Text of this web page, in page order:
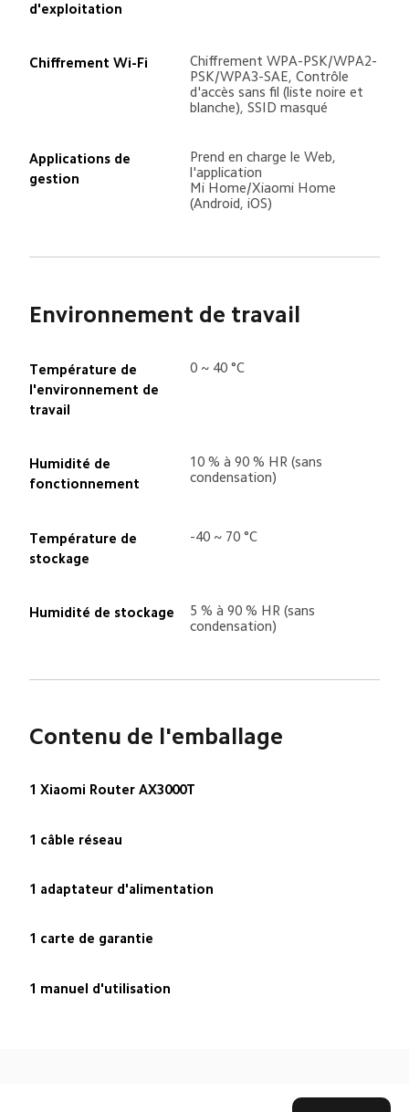
d'exploitation
Chiffrement Wi-Fi
Chiffrement WPA-PSK/WPA2-
PSK/WPA3-SAE, Contrôle
d'accès sans fil (liste noire et
blanche), SSID masqué
Applications de
gestion
Prend en charge le Web,
l'application
Mi Home/Xiaomi Home
(Android, iOS)
Environnement de travail
Température de
l'environnement de
travail
0 ~ 40 °C
Humidité de
fonctionnement
10 % à 90 % HR (sans
condensation)
Température de
stockage
-40 ~ 70 °C
Humidité de stockage
5 % à 90 % HR (sans
condensation)
Contenu de l'emballage
1 Xiaomi Router AX3000T
1 câble réseau
1 adaptateur d'alimentation
1 carte de garantie
1 manuel d'utilisation